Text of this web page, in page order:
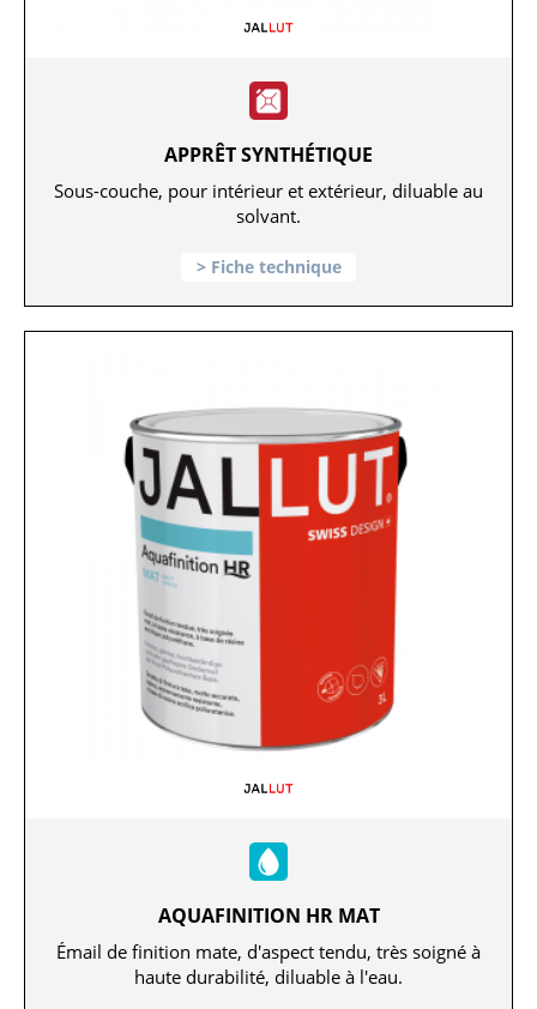
APPRÊT SYNTHÉTIQUE
Sous-couche, pour intérieur et extérieur, diluable au
solvant.
Fiche technique
AQUAFINITION HR MAT
Émail de finition mate, d'aspect tendu, très soigné à
haute durabilité, diluable à l'eau.